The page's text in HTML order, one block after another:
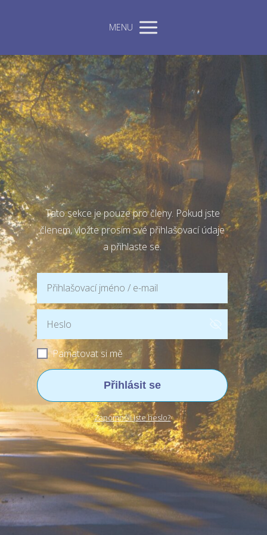
MENU
Tato sekce je pouze pro členy. Pokud jste
členem, vložte prosím své přihlašovací údaje
a přihlaste se.
Pamatovat si mě
Přihlásit se
Zapomněli jste heslo?